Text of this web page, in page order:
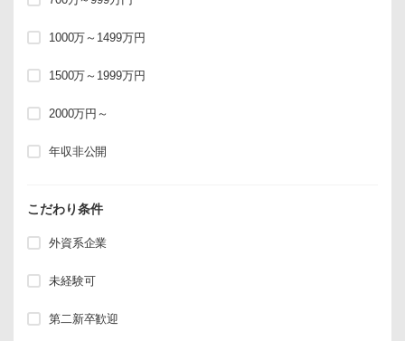
1000万～1499万円
1500万～1999万円
2000万円～
年収非公開
こだわり条件
外資系企業
未経験可
第二新卒歓迎